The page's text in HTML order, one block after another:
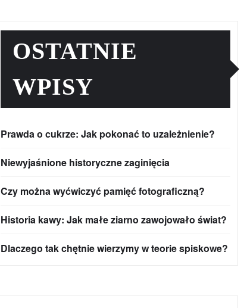
OSTATNIE
WPISY
Prawda o cukrze: Jak pokonać to uzależnienie?
Niewyjaśnione historyczne zaginięcia
Czy można wyćwiczyć pamięć fotograficzną?
Historia kawy: Jak małe ziarno zawojowało świat?
Dlaczego tak chętnie wierzymy w teorie spiskowe?